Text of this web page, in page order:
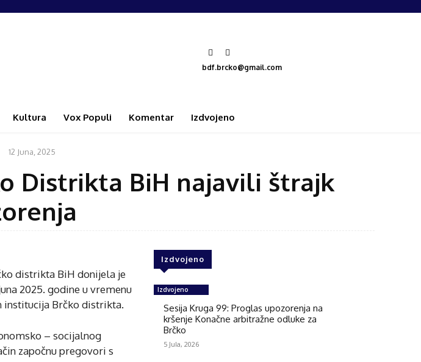
bdf.brcko@gmail.com
Kultura Vox Populi Komentar Izdvojeno
12 Juna, 2025
Distrikta BiH najavili štrajk
distrikta BiH donijela je
2025. godine u vremenu
institucija Brčko distrikta.
– socijalnog
započnu pregovori s
Izdvojeno
Izdvojeno
Sesija Kruga 99: Proglas upozorenja na
kršenje Konačne arbitražne odluke za
Brčko
5 Jula, 2026